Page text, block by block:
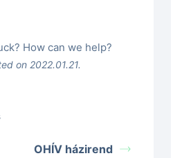
How can we help?
on 2022.01.21.
OHÍV házirend